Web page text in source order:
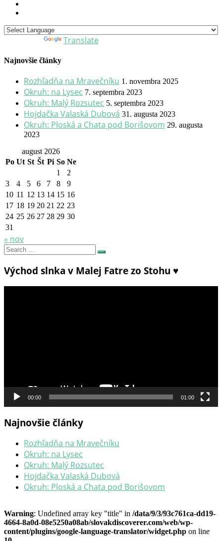
Translate
Najnovšie články
Rozhľadňa na Mravečníku 1. novembra 2025
Okruh: na Lysec 7. septembra 2023
Okruh: Malý Rozsutec 5. septembra 2023
Hojdačka Valaská Dubová 31. augusta 2023
Okruh: Ploská a Chata pod Borišovom 29. augusta
2023
august 2026
Po Ut St Št Pi So Ne
1
2
3
4 5 6 7 8
9
10 11 12 13 14 15 16
17 18 19 20 21 22 23
24 25 26 27 28 29 30
31
« nov
Search
for:
Search
Východ slnka v Malej Fatre zo Stohu ♥
00:00 01:00
Najnovšie články
Rozhľadňa na Mravečníku
Okruh: na Lysec
Okruh: Malý Rozsutec
Hojdačka Valaská Dubová
Okruh: Ploská a Chata pod Borišovom
Warning: Undefined array key "title" in /data/9/3/93c761ca-dd19-
4664-8a0d-08e5250a08ab/slovakdiscoverer.com/web/wp-
content/plugins/google-language-translator/widget.php on line